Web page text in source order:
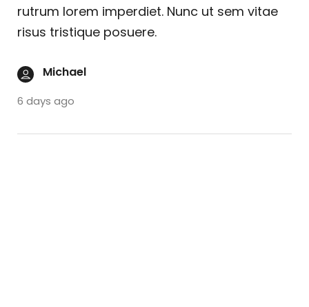
rutrum lorem imperdiet. Nunc ut sem vitae
risus tristique posuere.
Michael
6 days ago